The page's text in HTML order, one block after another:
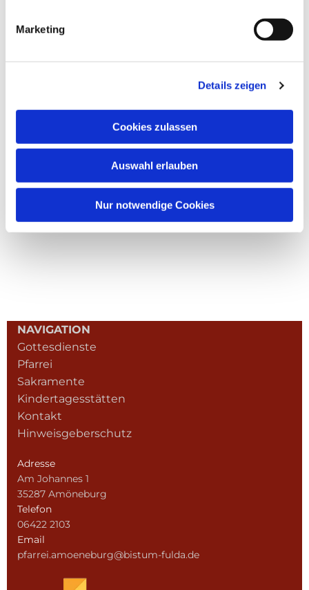
Marketing
Details zeigen
Cookies zulassen
Auswahl erlauben
Nur notwendige Cookies
NAVIGATION
Gottesdienste
Pfarrei
Sakramente
Kindertagesstätten
Kontakt
Hinweisgeberschutz
Adresse
Am Johannes 1
35287 Amöneburg
Telefon
06422 2103
Email
pfarrei.amoeneburg@bistum-fulda.de